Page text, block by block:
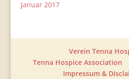
Januar 2017
Verein Tenna
Tenna Hospice Association
Impressum &